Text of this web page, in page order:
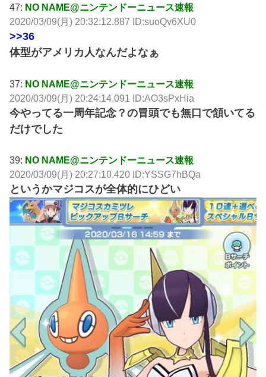
47: NO NAME@ニンテンドーニュース速報
2020/03/09(月) 20:32:12.887 ID:suoQv6XU0
>>36
体型がアメリカ人なんだよなぁ
37: NO NAME@ニンテンドーニュース速報
2020/03/09(月) 20:24:14.091 ID:AO3sPxHia
今やってる一周年記念？の冒頭でも無口で頷いてる
だけでした
39: NO NAME@ニンテンドーニュース速報
2020/03/09(月) 20:27:10.420 ID:YSSG7hBQa
というかマジコスが全体的にひどい